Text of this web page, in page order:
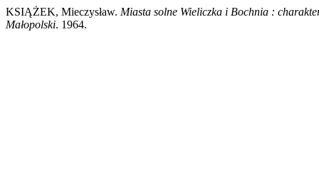
KSIĄŻEK, Mieczysław. Miasta solne Wieliczka i Bochnia :
Małopolski. 1964.